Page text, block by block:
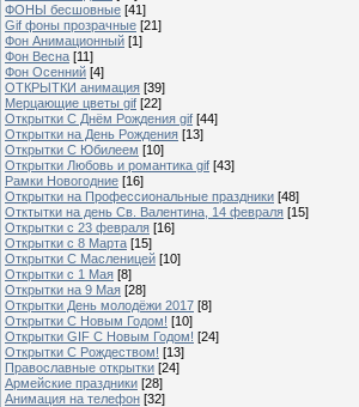
ФОНЫ бесшовные [41]
Gif фоны прозрачные [21]
Фон Анимационный [1]
Фон Весна [11]
Фон Осенний [4]
ОТКРЫТКИ анимация [39]
Мерцающие цветы gif [22]
Открытки С Днём Рождения gif [44]
Открытки на День Рождения [13]
Открытки С Юбилеем [10]
Открытки Любовь и романтика gif [43]
Рамки Новогодние [16]
Открытки на Профессиональные праздники [48]
Отктытки на день Св. Валентина, 14 февраля [15]
Открытки с 23 февраля [16]
Открытки с 8 Марта [15]
Открытки С Масленицей [10]
Открытки с 1 Мая [8]
Открытки на 9 Мая [28]
Открытки День молодёжи 2017 [8]
Открытки С Новым Годом! [10]
Открытки GIF С Новым Годом! [24]
Открытки С Рождеством! [13]
Православные открытки [24]
Армейские праздники [28]
Анимация на телефон [32]